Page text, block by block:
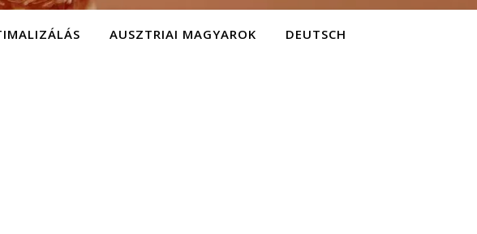
AUSZTRIAI MAGYAROK DEUTSCH